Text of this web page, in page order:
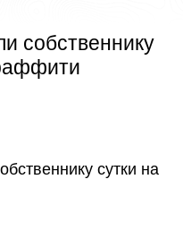
собственнику